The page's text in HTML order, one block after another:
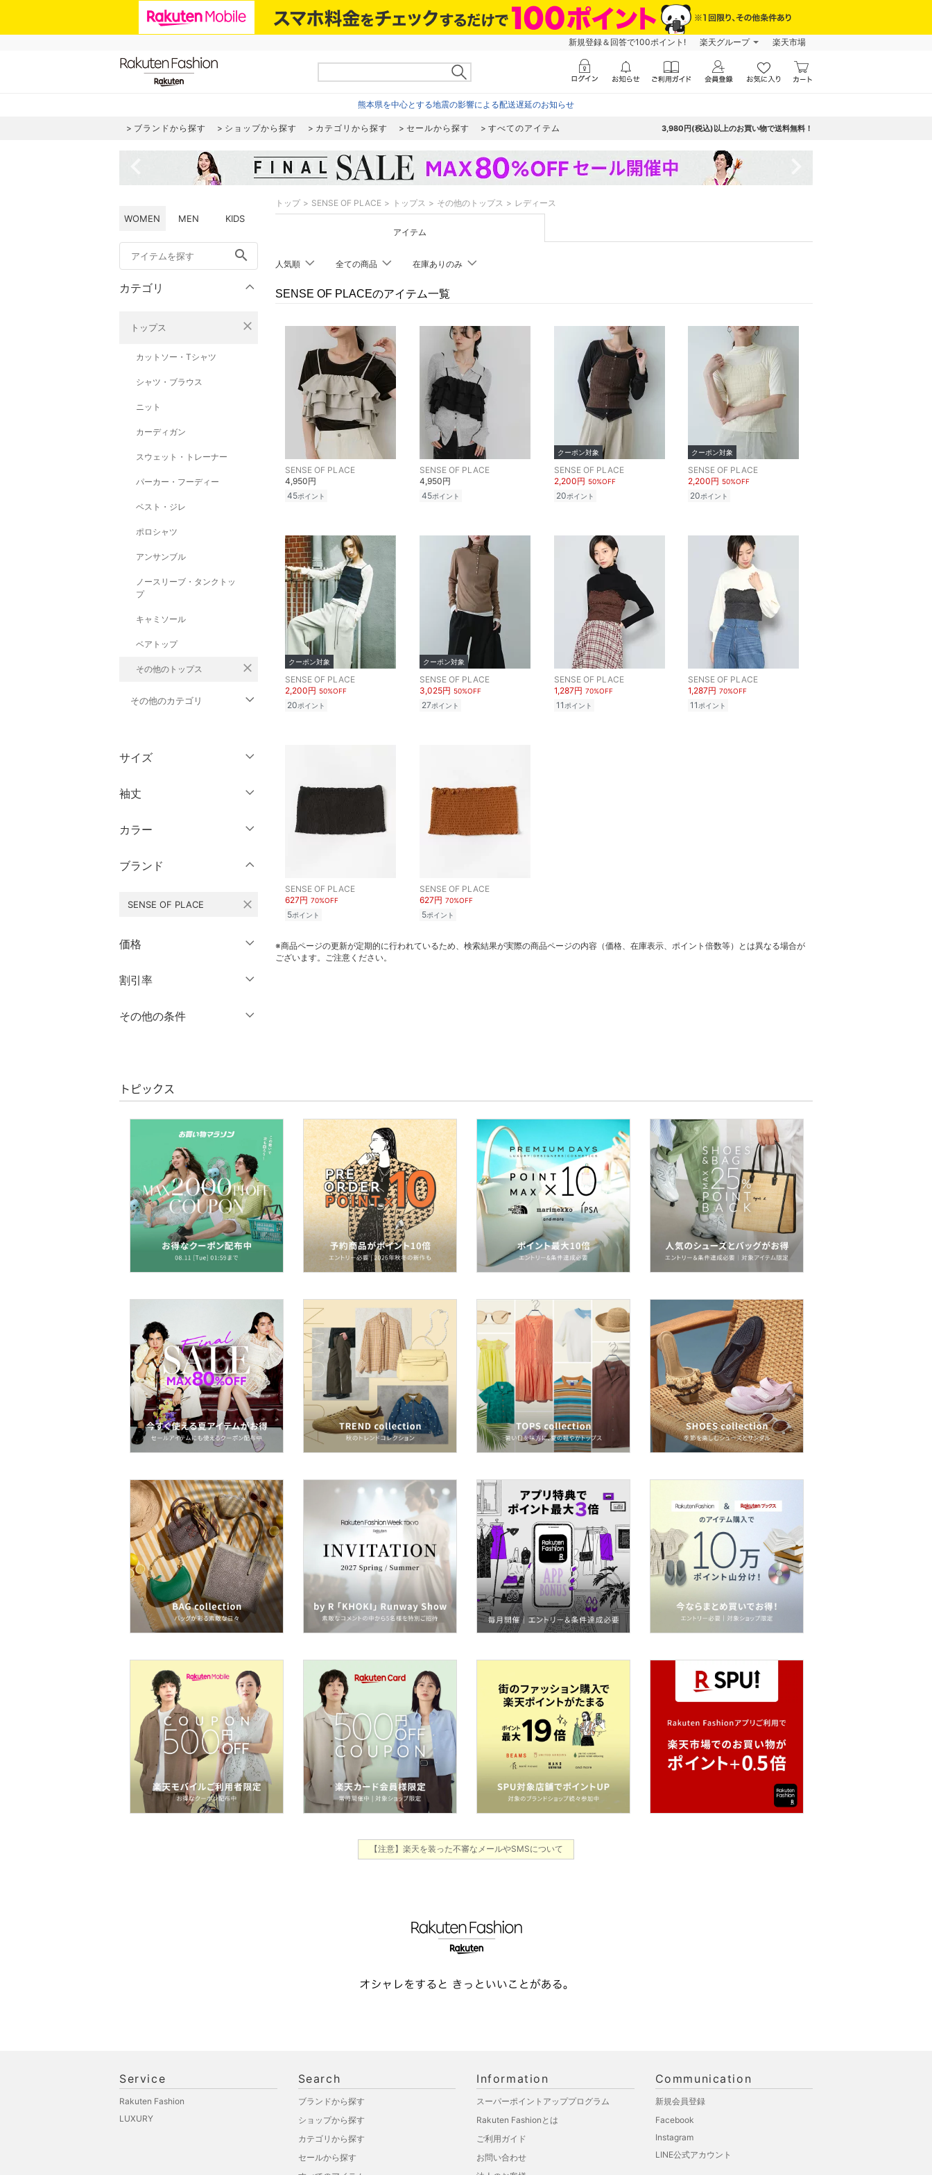
新規登録＆回答で100ポイント! 楽天グループ 楽天市場
熊本県を中心とする地震の影響による配送遅延のお知らせ
ブランドから探す ショップから探す カテゴリから探す セールから探す すべてのアイテム 3,980円(税込)以上のお買い物で送料無料！
WOMEN MEN KIDS
search
カテゴリ
トップス close
カットソー・Tシャツ
シャツ・ブラウス
ニット
カーディガン
スウェット・トレーナー
パーカー・フーディー
ベスト・ジレ
ポロシャツ
アンサンブル
ノースリーブ・タンクトッ
プ
キャミソール
ベアトップ
その他のトップス close
その他のカテゴリ
ワンピース・ドレス
スカート
オールインワン・オーバ
バッグ
シューズ・靴
インナー・ルームウェア
ヘアアクセサリー
マタニティウェア・ベビ
ー用品
スーツ・フォーマル
スキンケア
ベースメイク
メイクアップ
ネイル
ボディケア・オーラルケ
ア
ヘアケア
フレグランス
メイク道具・美容器具
コフレ・キット・セット
インテリア・生活雑貨
スマホグッズ・オーディ
オ機器
スポーツ・アウトドア用
サイズ
ウェア（S/M/L）
M
XL
袖丈
ノースリーブ
半袖
長袖
絞り込み
カラー
クリア
ブランド
SENSE OF PLACE close
価格
絞り込み
割引率
％OFF～ ％OFF
その他の条件
クリア 絞り込み
トップ SENSE OF PLACE トップス その他のトップス レディース
アイテム
人気順 全ての商品 在庫ありのみ
SENSE OF PLACEのアイテム一覧
SENSE OF PLACE
4,950円
45ポイント
SENSE OF PLACE
4,950円
45ポイント
クーポン対象
SENSE OF PLACE
2,200円 50%OFF
20ポイント
クーポン対象
SENSE OF PLACE
2,200円 50%OFF
20ポイント
クーポン対象
SENSE OF PLACE
2,200円 50%OFF
20ポイント
クーポン対象
SENSE OF PLACE
3,025円 50%OFF
27ポイント
SENSE OF PLACE
1,287円 70%OFF
11 ポイント
SENSE OF PLACE
1,287円 70%OFF
11ポイント
SENSE OF PLACE
627円 70%OFF
5ポイント
SENSE OF PLACE
627円 70%OFF
5ポイント
※商品ページの更新が定期的に行われているため、検索結果が実際の商品ページの内容（価格、在庫表示、ポイント倍数等）とは異なる場合が
ございます。ご注意ください。
トピックス
【注意】楽天を装った不審なメールやSMSについて
Service
Rakuten Fashion
LUXURY
Search
ブランドから探す
ショップから探す
カテゴリから探す
セールから探す
Information
スーパーポイントアッププログラム
Rakuten Fashionとは
ご利用ガイド
お問い合わせ
Communication
新規会員登録
Facebook
Instagram
LINE公式アカウント